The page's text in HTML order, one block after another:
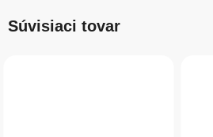
Súvisiaci tovar